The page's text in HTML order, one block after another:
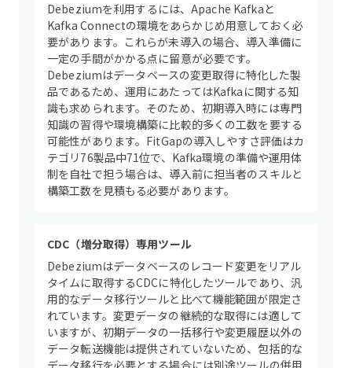
Debeziumを利用するには、Apache Kafkaと
Kafka Connectの環境をあらかじめ用意しておく必
要があります。これらが未導入の場合、導入準備に
一定の手間がかかる点に留意が必要です。
Debeziumはデータベースの変更取得に特化した製
品であるため、運用にあたってはKafkaに関する知
識も求められます。そのため、初期導入時には専門
知識の習得や環境構築に比較的多くの工数を要する
可能性があります。FitGapの導入しやすさ評価はカ
テゴリ76製品中71位で、Kafka環境の準備や運用体
制を自社で担う場合は、導入前に担当者のスキルと
構築工数を見積もる必要があります。
CDC（増分取得）専用ツール
Debeziumはデータベースのレコード変更をリアル
タイムに取得するCDCに特化したツールであり、汎
用的なデータ移行ツールと比べて機能範囲が限定さ
れています。変更データの継続的な取得には適して
いますが、初期データの一括移行や変更履歴以外の
データ転送機能は提供されていないため、包括的な
データ移行を必要とする場合には別途ツールの併用